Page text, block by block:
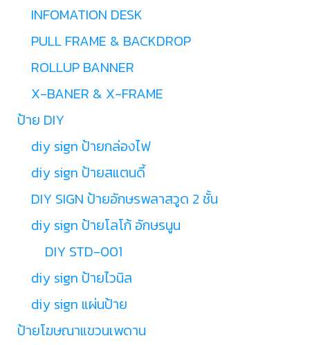
INFOMATION DESK
PULL FRAME & BACKDROP
ROLLUP BANNER
X-BANER & X-FRAME
ป้าย DIY
diy sign ป้ายกล่องไฟ
diy sign ป้ายสแตนดี้
DIY SIGN ป้ายอักษรพลาสวูด 2 ชั้น
diy sign ป้ายโลโก้ อักษรนูน
DIY STD-001
diy sign ป้ายไวนิล
diy sign แผ่นป้าย
ป้ายโฆษณาแขวนเพดาน